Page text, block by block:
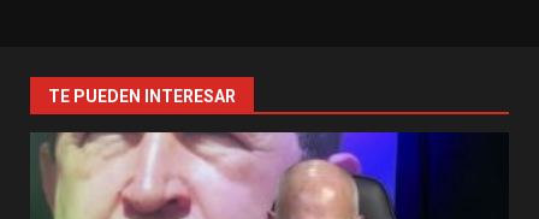
TE PUEDEN INTERESAR